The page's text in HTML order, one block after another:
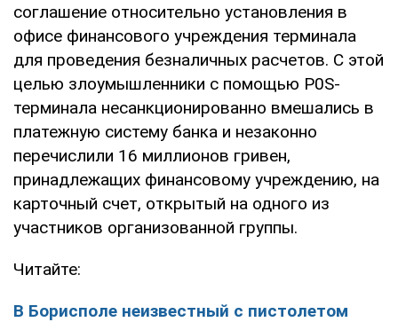
соглашение относительно установления в
офисе финансового учреждения терминала
для проведения безналичных расчетов. С этой
целью злоумышленники с помощью Р0S-
терминала несанкционированно вмешались в
платежную систему банка и незаконно
перечислили 16 миллионов гривен,
принадлежащих финансовому учреждению, на
карточный счет, открытый на одного из
участников организованной группы.
Читайте:
В Борисполе неизвестный с пистолетом